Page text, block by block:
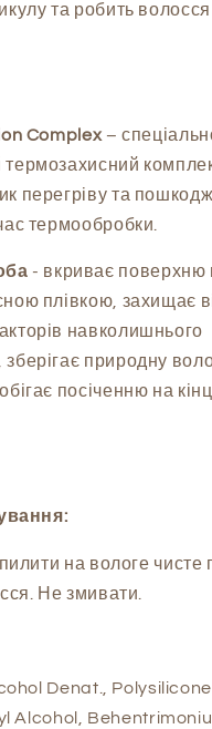
та робить
Complex –
термозахисний
перегріву та
термообробки.
- вкриває поверхню
плівкою, захищає
навколишнього
природну
посіченню на
на вологе чисте
Не змивати.
Denat.,
Alcohol,